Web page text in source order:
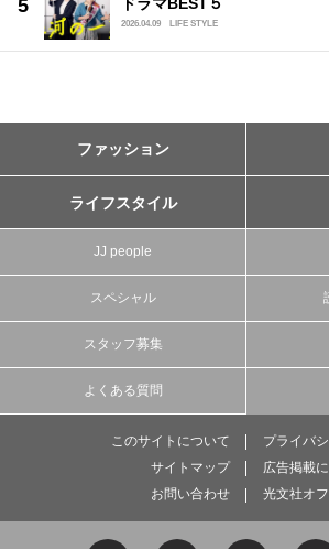
2026.04.09 LIFE STYLE
ファッション
ライフスタイル
JJ people
スペシャル
スタッフ募集
よくある質問
このサイトについて
プライバ
サイトマップ
広告掲載
お問い合わせ
光文社オ